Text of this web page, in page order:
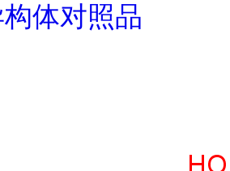
体对照品